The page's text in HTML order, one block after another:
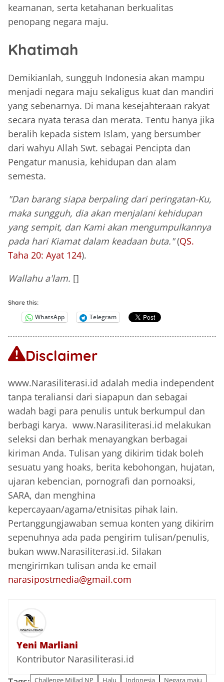
keamanan, serta ketahanan berkualitas
penopang negara maju.
Khatimah
Demikianlah, sungguh Indonesia akan mampu
menjadi negara maju sekaligus kuat dan mandiri
yang sebenarnya. Di mana kesejahteraan rakyat
secara nyata terasa dan merata. Tentu hanya jika
beralih kepada sistem Islam, yang bersumber
dari wahyu Allah Swt. sebagai Pencipta dan
Pengatur manusia, kehidupan dan alam
semesta.
"Dan barang siapa berpaling dari peringatan-Ku,
maka sungguh, dia akan menjalani kehidupan
yang sempit, dan Kami akan mengumpulkannya
pada hari Kiamat dalam keadaan buta."(QS.
Taha 20: Ayat 124).
Wallahu a'lam. []
Share this:
WhatsApp Telegram
Disclaimer
www.Narasiliterasi.id adalah media independent
tanpa teraliansi dari siapapun dan sebagai
wadah bagi para penulis untuk berkumpul dan
berbagi karya. www.Narasiliterasi.id melakukan
seleksi dan berhak menayangkan berbagai
kiriman Anda. Tulisan yang dikirim tidak boleh
sesuatu yang hoaks, berita kebohongan, hujatan,
ujaran kebencian, pornografi dan pornoaksi,
SARA, dan menghina
kepercayaan/agama/etnisitas pihak lain.
Pertanggungjawaban semua konten yang dikirim
sepenuhnya ada pada pengirim tulisan/penulis,
bukan www.Narasiliterasi.id. Silakan
mengirimkan tulisan anda ke email
narasipostmedia@gmail.com
Yeni Marliani
Kontributor Narasiliterasi.id
Challenge Millad NP Halu Indonesia Negara maju